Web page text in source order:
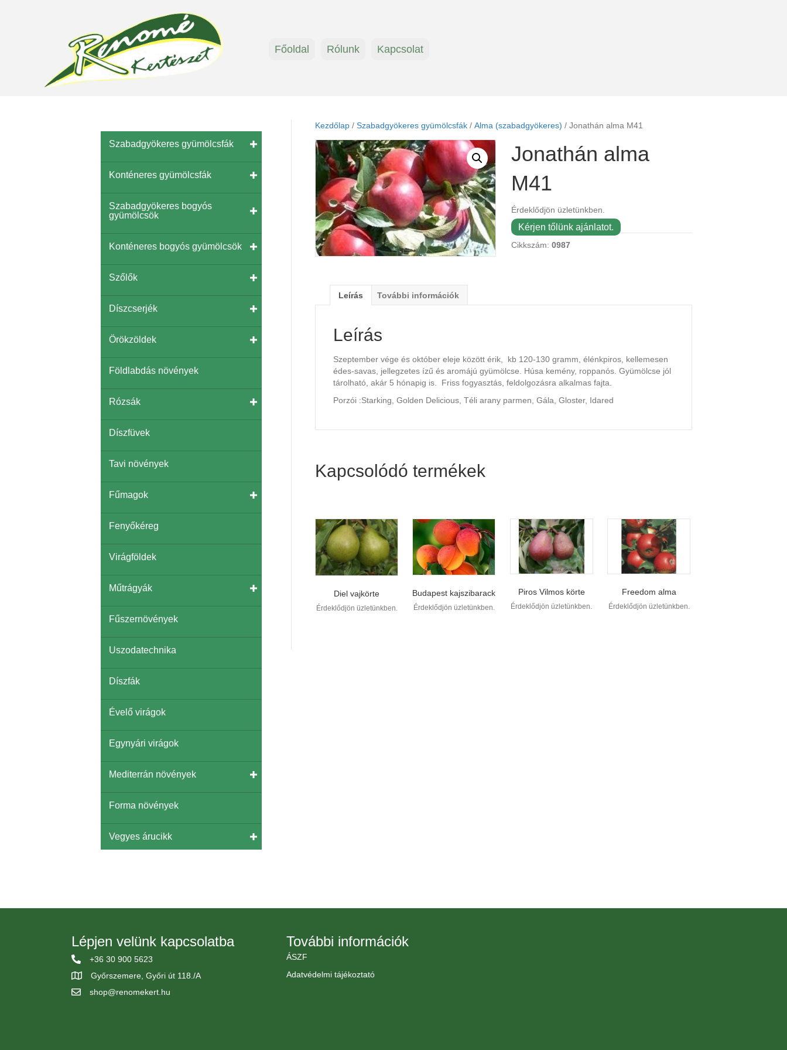
Főoldal Rólunk Kapcsolat
Kezdőlap / Szabadgyökeres gyümölcsfák / Alma (szabadgyökeres) / Jonathán alma M41
Jonathán alma
M41
Érdeklődjön üzletünkben.
Kérjen tőlünk ajánlatot.
Cikkszám: 0987
Leírás További információk
Leírás
Szeptember vége és október eleje között érik, kb 120-130 gramm, élénkpiros, kellemesen
édes-savas, jellegzetes ízű és aromájú gyümölcse. Húsa kemény, roppanós. Gyümölcse jól
tárolható, akár 5 hónapig is. Friss fogyasztás, feldolgozásra alkalmas fajta.
Porzói :Starking, Golden Delicious, Téli arany parmen, Gála, Gloster, Idared
Kapcsolódó termékek
Diel vajkörte
Érdeklődjön üzletünkben.
Budapest kajszibarack
Érdeklődjön üzletünkben.
Piros Vilmos körte
Érdeklődjön üzletünkben.
Freedom alma
Érdeklődjön üzletünkben.
Szabadgyökeres gyümölcsfák
Konténeres gyümölcsfák
Szabadgyökeres bogyós
gyümölcsök
Konténeres bogyós gyümölcsök
Szőlők
Díszcserjék
Örökzöldek
Földlabdás növények
Rózsák
Díszfüvek
Tavi növények
Fűmagok
Fenyőkéreg
Virágföldek
Műtrágyák
Fűszernövények
Uszodatechnika
Díszfák
Évelő virágok
Egynyári virágok
Mediterrán növények
Forma növények
Vegyes árucikk
Lépjen velünk kapcsolatba
+36 30 900 5623
Győrszemere, Győri út 118./A
shop@renomekert.hu
További információk
ÁSZF
Adatvédelmi tájékoztató